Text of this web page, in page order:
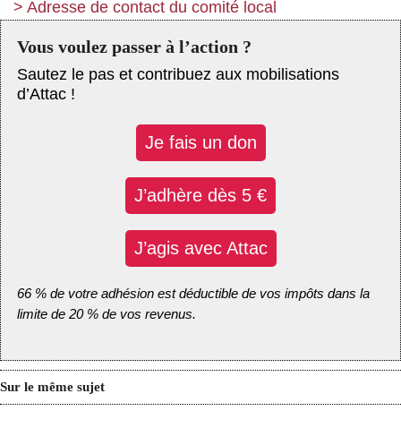
> Adresse de contact du comité local
Vous voulez passer à l’action ?
Sautez le pas et contribuez aux mobilisations
d’Attac !
Je fais un don
J’adhère dès 5 €
J’agis avec Attac
66 % de votre adhésion est déductible de vos impôts dans la
limite de 20 % de vos revenus.
Sur le même sujet